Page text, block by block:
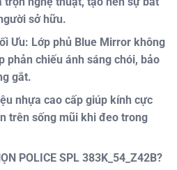
sở hữu.
Ưu: Lớp phủ Blue Mirror không
phản chiếu ánh sáng chói, bảo
gắt.
nhựa cao cấp giúp kính cực
trên sống mũi khi đeo trong
POLICE SPL 383K_54_Z42B?